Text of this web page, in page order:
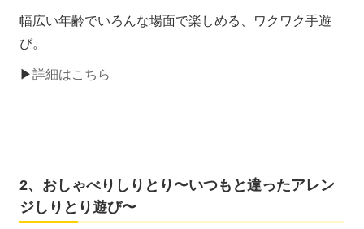
幅広い年齢でいろんな場面で楽しめる、ワクワク手遊
び。
▶詳細はこちら
2、おしゃべりしりとり〜いつもと違ったアレン
ジしりとり遊び〜